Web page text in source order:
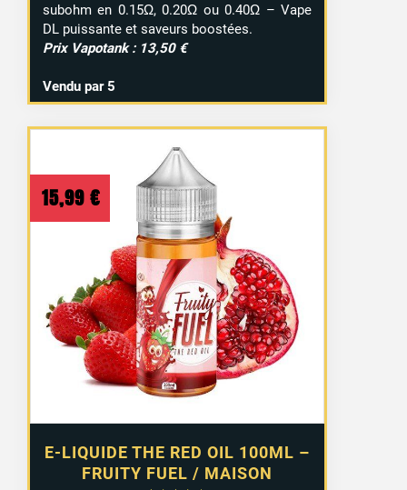
subohm en 0.15Ω, 0.20Ω ou 0.40Ω – Vape
DL puissante et saveurs boostées.
Prix Vapotank : 13,50 €
Vendu par 5
E-LIQUIDE THE RED OIL 100ML –
FRUITY FUEL / MAISON
15,99 €